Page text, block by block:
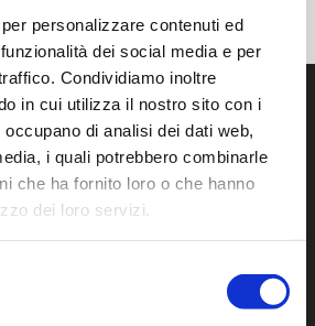
personalizzare contenuti ed
dei social media e per
Condividiamo inoltre
in cui utilizza il nostro sito con i
di analisi dei dati web,
i quali potrebbero combinarle
che ha fornito loro o che hanno
dei loro servizi.